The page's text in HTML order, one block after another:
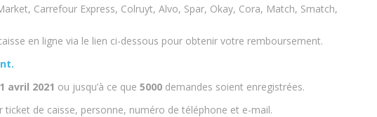
Carrefour Express, Colruyt, Alvo, Spar, Okay, Cora, Match, Smatch,
en ligne via le lien ci-dessous pour obtenir votre remboursement.
avril 2021 ou jusqu’à ce que 5000 demandes soient enregistrées.
ticket de caisse, personne, numéro de téléphone et e-mail.